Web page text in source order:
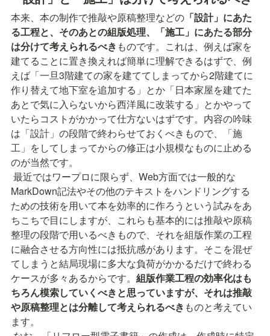
本来、本の制作で推敲や原稿整理などの 「設計」にあた
る工程と、そのあとの組版処理、「施工」にあたる部分
は分けて考えられるべき ものです。これは、例えば家を
建てることに置き換えれば簡単に理解できるはずで、例
えば「一旦3階建ての家を建ててしまってから2階建てに
作り替えて地下室を追加する」とか「日本家屋を建てた
あとで気に入らないから西洋風に改装する」とかやって
いたらコストがかかって仕方ないはずです。内容の吟味
は「設計」の段階で終わらせておくべきもので、「施
工」をしてしまってからの修正は小規模なものに止める
のが当然です。
MarkDown記法やその他のテキストをハンドリングする
ための技術を用いて本を効率的に作ろうという試みをあ
ちこちで目にしますが、これらも基本的には推敲や原稿
整理の段階で用いるべきもので、それを組版作業の工程
に融合させる方向性には抵抗感があります。そこを混ぜ
てしまうと結局現場に多大な負荷がかかるだけで終わる
ケースが多々あるからです。 組版作業工程の効率化はも
ちろん模索していくべきと思っていますが、それは推敲
や原稿整理とは分離して考えられるべき ものと考えてい
ます。